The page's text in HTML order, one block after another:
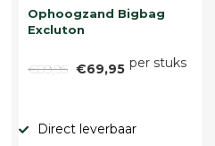
Ophoogzand Bigbag
Excluton
€89,95 €69,95 per stuks
Direct leverbaar